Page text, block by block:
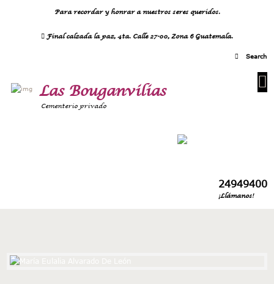
Para recordar y honrar a nuestros seres queridos.
Final calzada la paz, 4ta. Calle 27-00, Zona 6 Guatemala.
Las Bouganvilias
Cementerio privado
24949400
¡Llámanos!